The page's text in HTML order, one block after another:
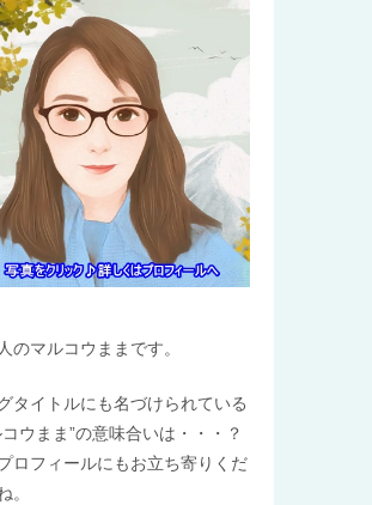
のマルコウままです。
タイトルにも名づけられている
コウまま”の意味合いは・・・？
ロフィールにもお立ち寄りくだ
。